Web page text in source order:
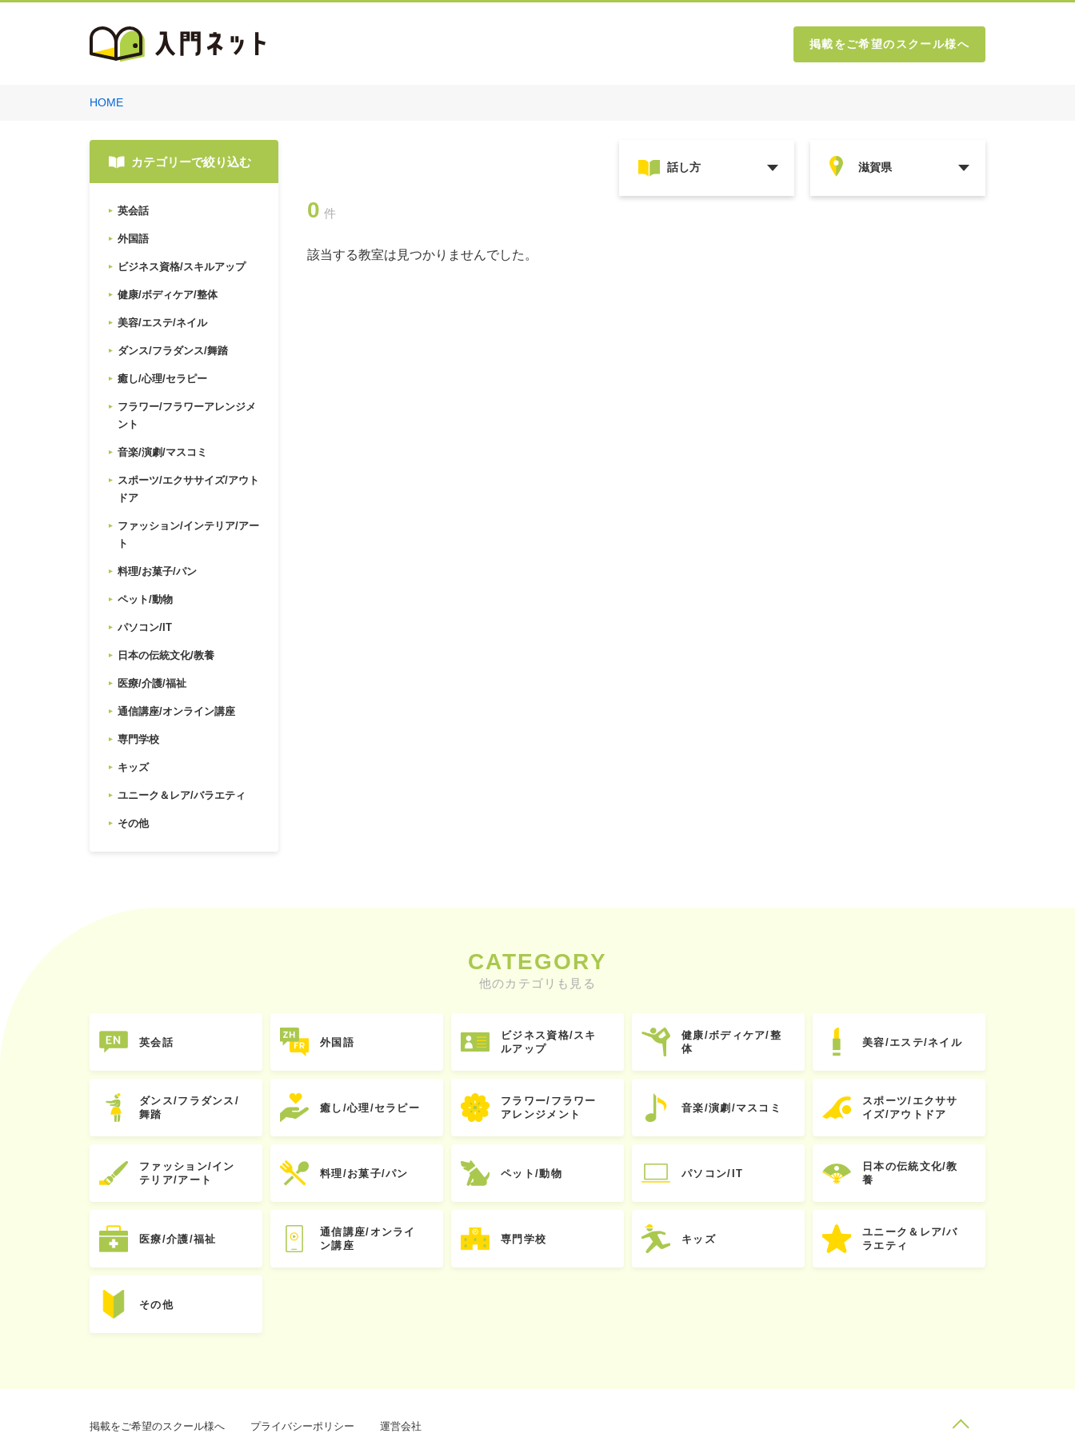
掲載をご希望のスクール様へ
HOME
カテゴリーで絞り込む
英会話
外国語
ビジネス資格/スキルアップ
健康/ボディケア/整体
美容/エステ/ネイル
ダンス/フラダンス/舞踏
癒し/心理/セラピー
フラワー/フラワーアレンジメ
ント
音楽/演劇/マスコミ
スポーツ/エクササイズ/アウト
ドア
ファッション/インテリア/アー
ト
料理/お菓子/パン
ペット/動物
パソコン/IT
日本の伝統文化/教養
医療/介護/福祉
通信講座/オンライン講座
専門学校
キッズ
ユニーク＆レア/バラエティ
その他
0 件
該当する教室は見つかりませんでした。
CATEGORY
他のカテゴリも見る
英会話 外国語
ビジネス資格/スキ
ルアップ
健康/ボディケア/整
体
美容/エステ/ネイル
ダンス/フラダンス/
舞踏
癒し/心理/セラピー
フラワー/フラワー
アレンジメント
音楽/演劇/マスコミ
スポーツ/エクササ
イズ/アウトドア
ファッション/イン
テリア/アート
料理/お菓子/パン ペット/動物 パソコン/IT
日本の伝統文化/教
養
医療/介護/福祉
通信講座/オンライ
ン講座
専門学校 キッズ
ユニーク＆レア/バ
ラエティ
その他
掲載をご希望のスクール様へ プライバシーポリシー 運営会社